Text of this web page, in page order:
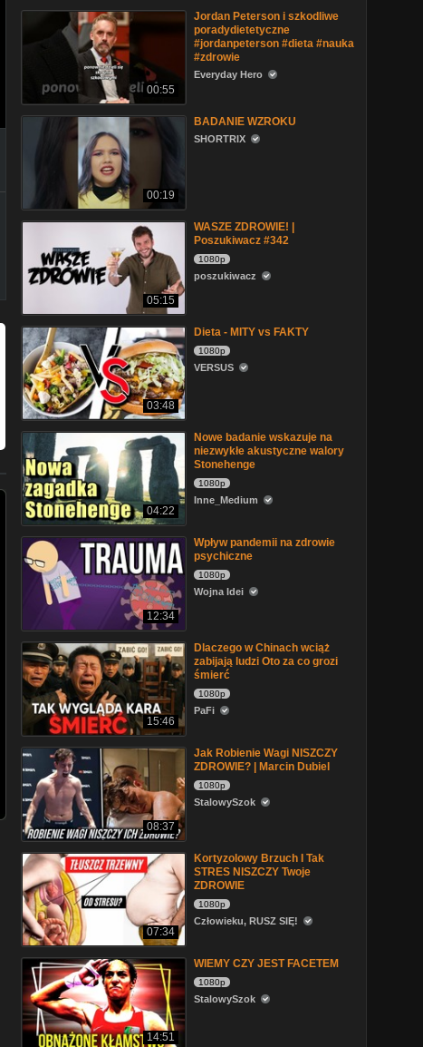
00:55
Jordan Peterson i szkodliwe
poradydietetyczne
#jordanpeterson #dieta #nauka
#zdrowie
Everyday Hero
00:19
BADANIE WZROKU
SHORTRIX
05:15
WASZE ZDROWIE! |
Poszukiwacz #342
1080p
poszukiwacz
03:48
Dieta - MITY vs FAKTY
1080p
VERSUS
04:22
Nowe badanie wskazuje na
niezwykłe akustyczne walory
Stonehenge
1080p
Inne_Medium
12:34
Wpływ pandemii na zdrowie
psychiczne
1080p
Wojna Idei
15:46
Dlaczego w Chinach wciąż
zabijają ludzi Oto za co grozi
śmierć
1080p
PaFi
08:37
Jak Robienie Wagi NISZCZY
ZDROWIE? | Marcin Dubiel
1080p
StalowySzok
07:34
Kortyzolowy Brzuch I Tak
STRES NISZCZY Twoje
ZDROWIE
1080p
Człowieku, RUSZ SIĘ!
14:51
WIEMY CZY JEST FACETEM
1080p
StalowySzok